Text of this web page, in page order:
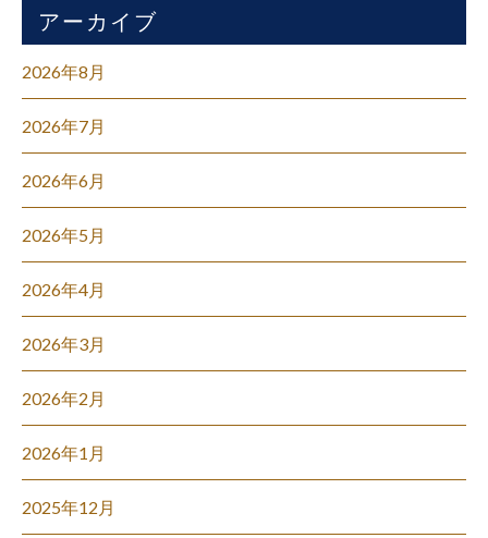
アーカイブ
2026年8月
2026年7月
2026年6月
2026年5月
2026年4月
2026年3月
2026年2月
2026年1月
2025年12月